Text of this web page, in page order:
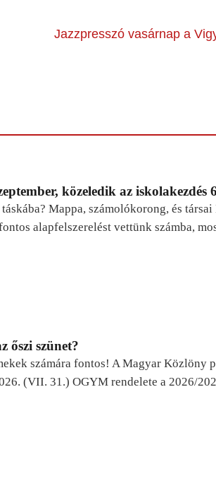
Jazzpresszó vasárnap a
közeledik az iskolakezdés
Mappa, számolókorong, és
alapfelszerelést vettünk számba,
őszi szünet?
számára fontos! A Magyar Közlöny
(VII. 31.) OGYM rendelete a 2026/